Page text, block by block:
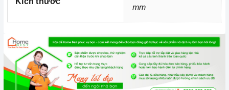
là vật dụng không thể trong gian bếp của mỗi gia đình
hiện nay, nhất là trong cuộc sống đầy năng động và luôn
bận rộn đối với những người nội trợ vừa phải làm nhiều
công việc lại còn chăm sóc cho bữa ăn của gia đình
mình.
mm